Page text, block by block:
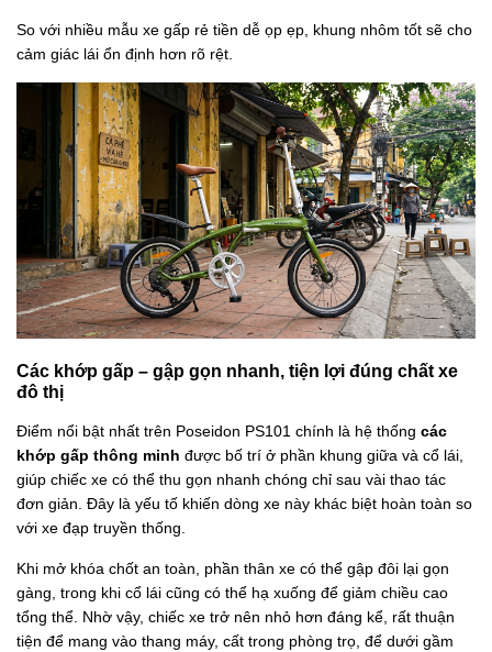
So với nhiều mẫu xe gấp rẻ tiền dễ ọp ẹp, khung nhôm tốt sẽ cho
cảm giác lái ổn định hơn rõ rệt.
Các khớp gấp – gập gọn nhanh, tiện lợi đúng chất xe
đô thị
Điểm nổi bật nhất trên Poseidon PS101 chính là hệ thống các
khớp gấp thông minh được bố trí ở phần khung giữa và cổ lái,
giúp chiếc xe có thể thu gọn nhanh chóng chỉ sau vài thao tác
đơn giản. Đây là yếu tố khiến dòng xe này khác biệt hoàn toàn so
với xe đạp truyền thống.
Khi mở khóa chốt an toàn, phần thân xe có thể gập đôi lại gọn
gàng, trong khi cổ lái cũng có thể hạ xuống để giảm chiều cao
tổng thể. Nhờ vậy, chiếc xe trở nên nhỏ hơn đáng kể, rất thuận
tiện để mang vào thang máy, cất trong phòng trọ, để dưới gầm